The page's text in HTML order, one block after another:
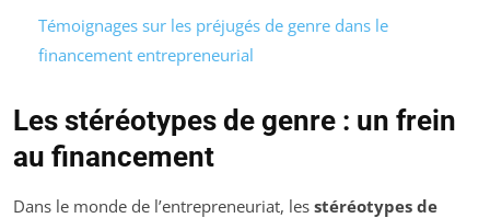
Témoignages sur les préjugés de genre dans le
financement entrepreneurial
Les stéréotypes de genre : un frein
au financement
Dans le monde de l’entrepreneuriat, les stéréotypes de